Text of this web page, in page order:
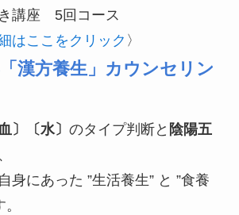
5回コース
はここをクリック 〉
漢方養生」カウンセリン
〕〔水〕 のタイプ判断と 陰陽五
あった ”生活養生” と ”食養